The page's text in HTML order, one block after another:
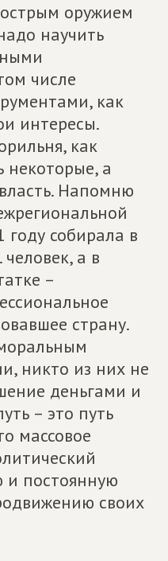
оружием
научить
числе
как
интересы.
как
некоторые, а
Напомню
году собирала в
а в
–
страну.
никто из них не
деньгами и
– это путь
массовое
и постоянную
своих